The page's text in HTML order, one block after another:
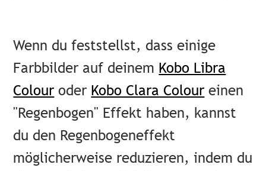
Wenn du feststellst, dass einige
Farbbilder auf deinem Kobo Libra
Colouroder Kobo Clara Coloureinen
"Regenbogen" Effekt haben, kannst
du den Regenbogeneffekt
möglicherweise reduzieren, indem du